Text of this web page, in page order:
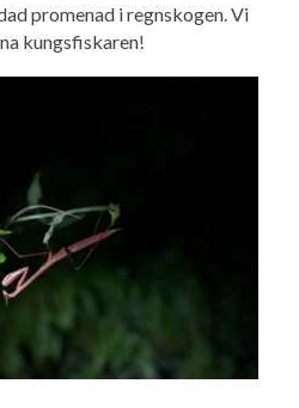
promenad i regnskogen. Vi
kungsfiskaren!